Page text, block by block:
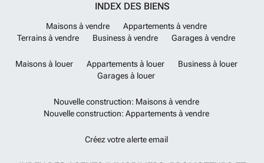
INDEX DES BIENS
Maisons à vendre
Appartements à vendre
Terrains à vendre
Business à vendre Garages à vendre
Maisons à louer Appartements à louer
Business à louer
Garages à louer
Nouvelle construction: Maisons à vendre
Nouvelle construction: Appartements à vendre
Créez votre alerte email